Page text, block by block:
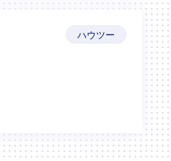
ハウツー